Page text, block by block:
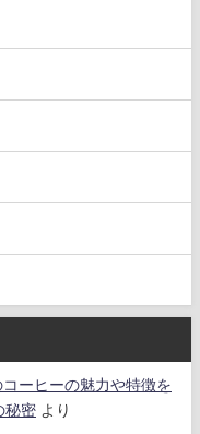
ーヒーの魅力や特徴を
秘密 より